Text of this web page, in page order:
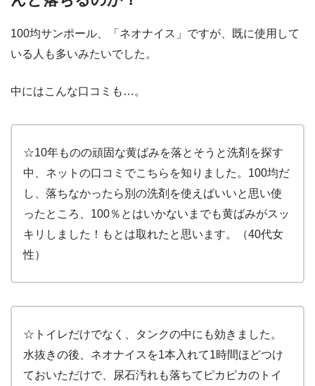
100均サンポール、「ネオナイス」ですが、既に使用して
いる人も多いみたいでした。
中にはこんな口コミも…。
☆10年ものの頑固な黄ばみを落とそうと洗剤を探す
中、ネットの口コミでこちらを知りました。100均だ
し、落ちなかったら別の洗剤を使えばいいと思い使
ったところ、100％とはいかないまでも黄ばみがスッ
キリしました！もとは取れたと思います。（40代女
性）
☆トイレだけでなく、タンクの中にも効きました。
水抜きの後、ネオナイスを1本入れて1時間ほどつけ
ておいただけで、尿石汚れも落ちてピカピカのトイ